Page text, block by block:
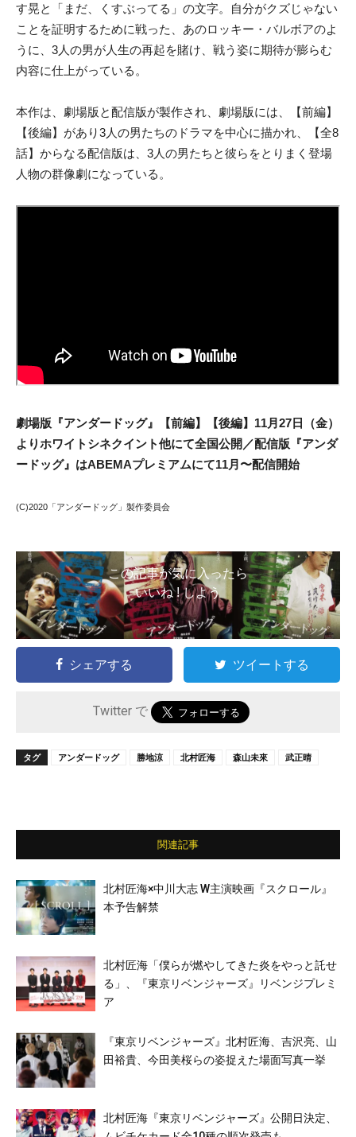
す晃と「まだ、くすぶってる」の文字。自分がクズじゃない
ことを証明するために戦った、あのロッキー・バルボアのよ
うに、3人の男が人生の再起を賭け、戦う姿に期待が膨らむ
内容に仕上がっている。
本作は、劇場版と配信版が製作され、劇場版には、【前編】
【後編】があり3人の男たちのドラマを中心に描かれ、【全8
話】からなる配信版は、3人の男たちと彼らをとりまく登場
人物の群像劇になっている。
劇場版『アンダードッグ』【前編】【後編】11月27日（金）
よりホワイトシネクイント他にて全国公開／配信版『アンダ
ードッグ』はABEMAプレミアムにて11月〜配信開始
(C)2020「アンダードッグ」製作委員会
この記事が気に入ったら
いいね ! しよう
シェアする ツイートする
Twitter で
タグ アンダードッグ 勝地涼 北村匠海 森山未來 武正晴
関連記事
北村匠海×中川大志 W主演映画『スクロール』
本予告解禁
北村匠海「僕らが燃やしてきた炎をやっと託せ
る」、『東京リベンジャーズ』リベンジプレミ
ア
『東京リベンジャーズ』北村匠海、吉沢亮、山
田裕貴、今田美桜らの姿捉えた場面写真一挙
北村匠海『東京リベンジャーズ』公開日決定、